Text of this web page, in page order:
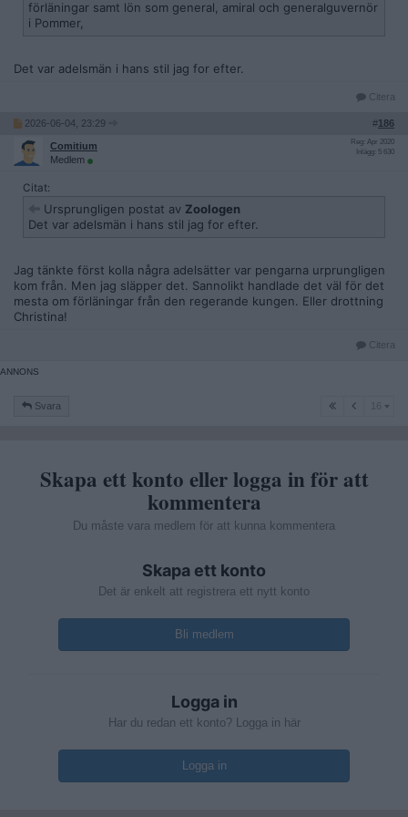
förläningar samt lön som general, amiral och generalguvernör
i Pommer,
Det var adelsmän i hans stil jag for efter.
Citera
2026-06-04, 23:29 #186
Comitium
Medlem
Reg: Apr 2020
Inlägg: 5 630
Citat:
Ursprungligen postat av Zoologen
Det var adelsmän i hans stil jag for efter.
Jag tänkte först kolla några adelsätter var pengarna urprungligen
kom från. Men jag släpper det. Sannolikt handlade det väl för det
mesta om förläningar från den regerande kungen. Eller drottning
Christina!
Citera
Svara
Skapa ett konto eller logga in för att
kommentera
Du måste vara medlem för att kunna kommentera
Skapa ett konto
Det är enkelt att registrera ett nytt konto
Bli medlem
Logga in
Har du redan ett konto? Logga in här
Logga in